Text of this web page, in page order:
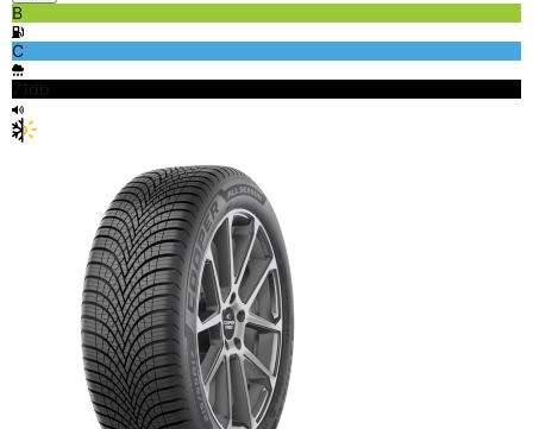
B
C
71db